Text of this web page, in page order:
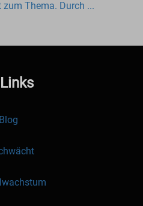
Thema. Durch ...
Links
Blog